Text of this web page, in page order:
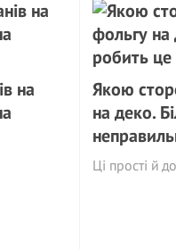
на
Якою
на деко.
Ці прості й